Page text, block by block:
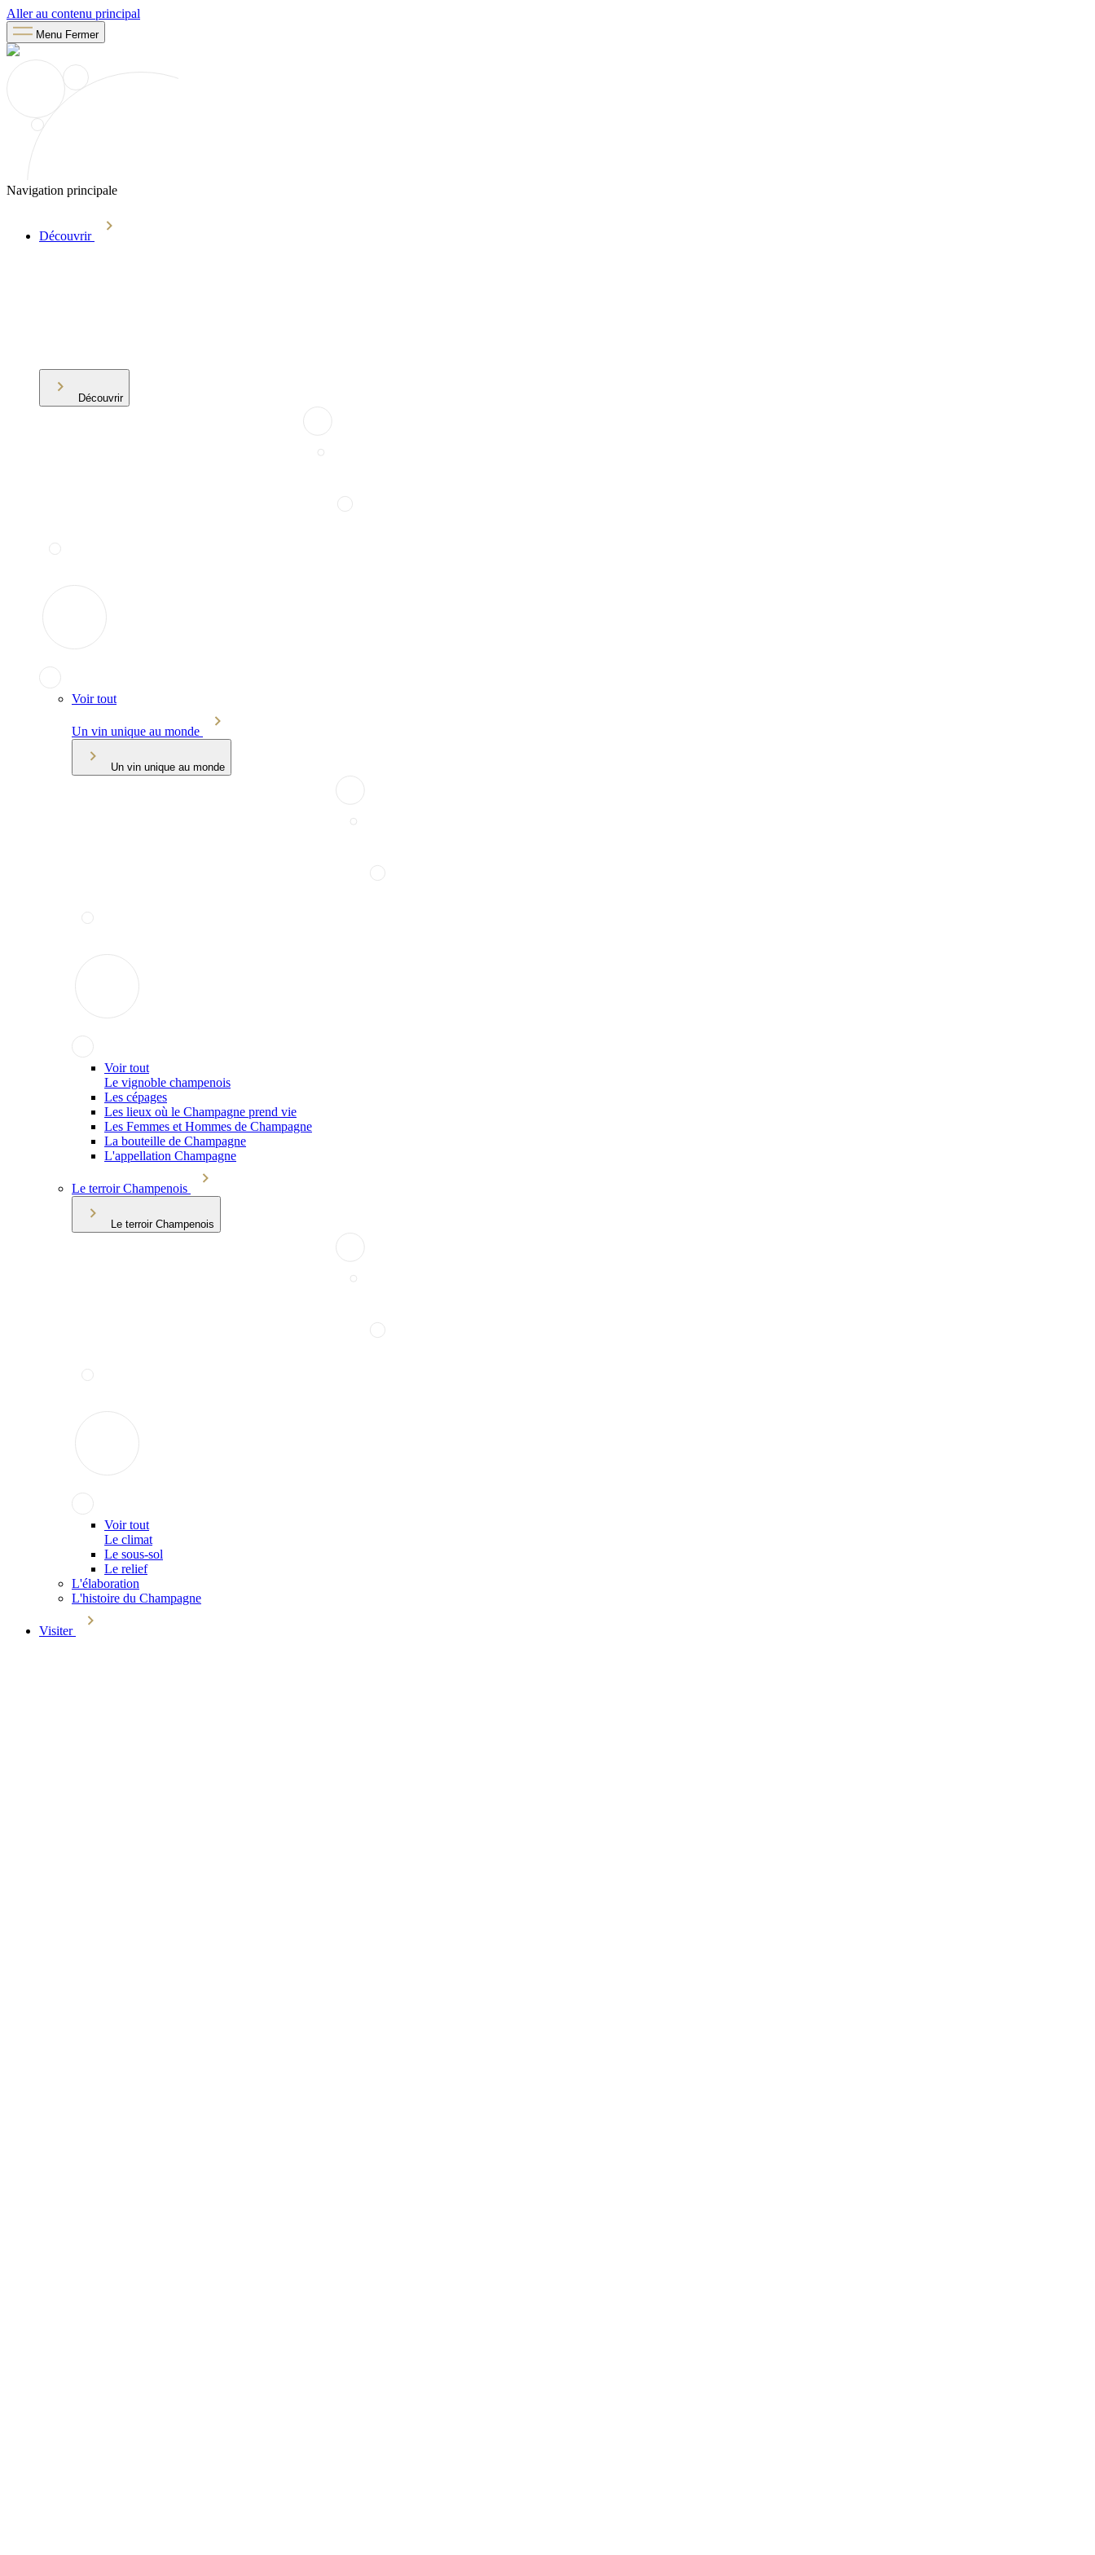
Aller au contenu principal
Menu Fermer
Navigation principale
Découvrir
Découvrir
Voir tout
Un vin unique au monde
Un vin unique au monde
Voir tout
Le vignoble champenois
Les cépages
Les lieux où le Champagne prend vie
Les Femmes et Hommes de Champagne
La bouteille de Champagne
L'appellation Champagne
Le terroir Champenois
Le terroir Champenois
Voir tout
Le climat
Le sous-sol
Le relief
L'élaboration
L'histoire du Champagne
Visiter